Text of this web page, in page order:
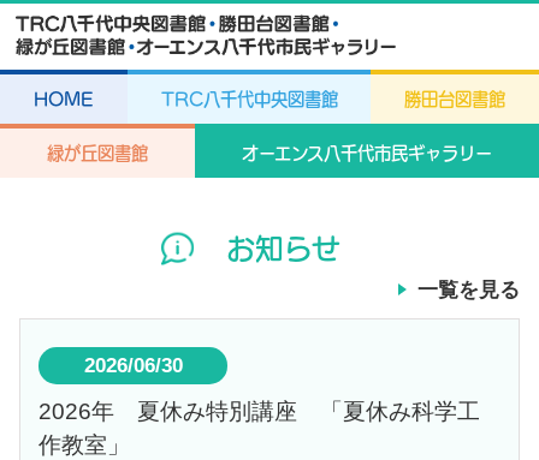
HOME TRC八千代中央図書館 勝田台図書館
緑が丘図書館 オーエンス八千代市民ギャラリー
お知らせ
一覧を見る
2026/06/30
2026年 夏休み特別講座 「夏休み科学工
作教室」